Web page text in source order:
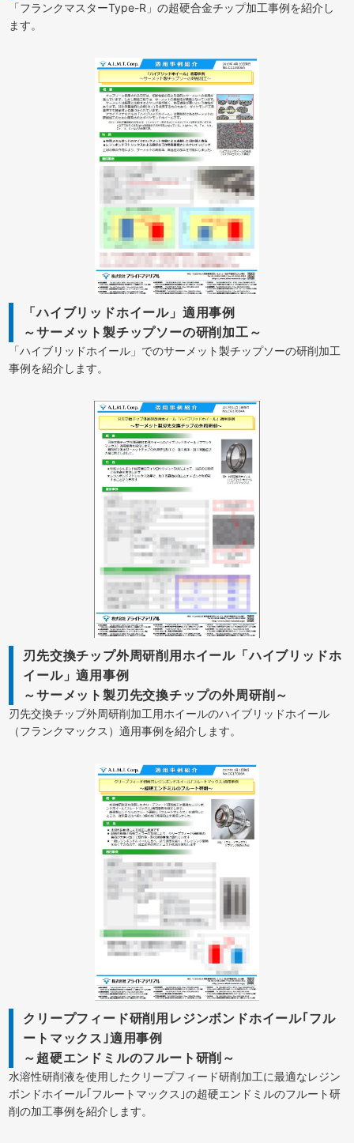
「フランクマスターType-R」の超硬合金チップ加工事例を紹介し
ます。
「ハイブリッドホイール」適用事例
～サーメット製チップソーの研削加工～
「ハイブリッドホイール」でのサーメット製チップソーの研削加工
事例を紹介します。
刃先交換チップ外周研削用ホイール「ハイブリッドホ
イール」適用事例
～サーメット製刃先交換チップの外周研削～
刃先交換チップ外周研削加工用ホイールのハイブリッドホイール
（フランクマックス）適用事例を紹介します。
クリープフィード研削用レジンボンドホイール｢フル
ートマックス｣適用事例
～超硬エンドミルのフルート研削～
水溶性研削液を使用したクリープフィード研削加工に最適なレジン
ボンドホイール｢フルートマックス｣の超硬エンドミルのフルート研
削の加工事例を紹介します。